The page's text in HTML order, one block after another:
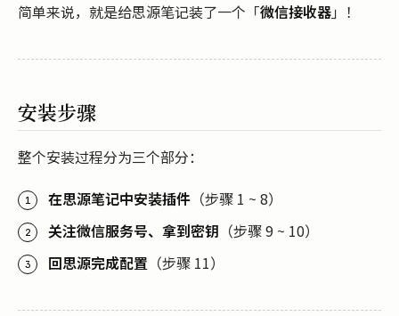
简单来说，就是给思源笔记装了一个「微信接收器」！
安装步骤
整个安装过程分为三个部分：
在思源笔记中安装插件 （步骤 1 ~ 8）
关注微信服务号、拿到密钥 （步骤 9 ~ 10）
回思源完成配置 （步骤 11）